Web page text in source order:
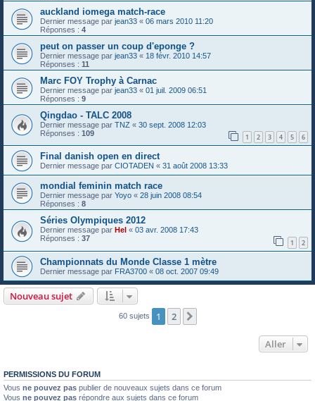
auckland iomega match-race
Dernier message par jean33 « 06 mars 2010 11:20
Réponses : 4
peut on passer un coup d'eponge ?
Dernier message par jean33 « 18 févr. 2010 14:57
Réponses : 11
Marc FOY Trophy à Carnac
Dernier message par jean33 « 01 juil. 2009 06:51
Réponses : 9
Qingdao - TALC 2008
Dernier message par TNZ « 30 sept. 2008 12:03
Réponses : 109 1 2 3 4 5 6
Final danish open en direct
Dernier message par CIOTADEN « 31 août 2008 13:33
mondial feminin match race
Dernier message par Yoyo « 28 juin 2008 08:54
Réponses : 8
Séries Olympiques 2012
Dernier message par Hel « 03 avr. 2008 17:43
Réponses : 37 1 2
Championnats du Monde Classe 1 mètre
Dernier message par FRA3700 « 08 oct. 2007 09:49
Nouveau sujet
60 sujets 1 2
Aller
PERMISSIONS DU FORUM
Vous ne pouvez pas publier de nouveaux sujets dans ce forum
Vous ne pouvez pas répondre aux sujets dans ce forum